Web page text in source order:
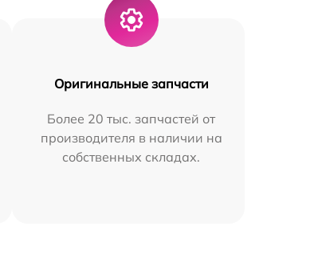
Оригинальные запчасти
Более 20 тыс. запчастей от
производителя в наличии на
собственных складах.